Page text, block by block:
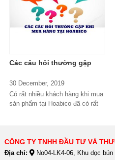
Các câu hỏi thường gặp
30 December, 2019
Có rất nhiều khách hàng khi mua
sản phẩm tại Hoabico đã có rất
CÔNG TY TNHH ĐẦU TƯ VÀ
Địa chỉ:
No04-LK4-06, Khu dọc